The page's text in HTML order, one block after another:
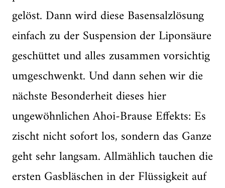
gelöst. Dann wird diese Basensalzlösung
einfach zu der Suspension der Liponsäure
geschüttet und alles zusammen vorsichtig
umgeschwenkt. Und dann sehen wir die
nächste Besonderheit dieses hier
ungewöhnlichen Ahoi-Brause Effekts: Es
zischt nicht sofort los, sondern das Ganze
geht sehr langsam. Allmählich tauchen die
ersten Gasbläschen in der Flüssigkeit auf